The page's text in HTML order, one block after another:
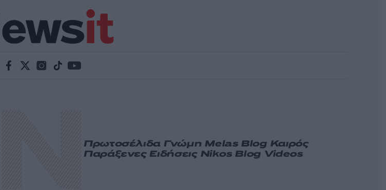
Πρωτοσέλιδα Γνώμη Melas Blog Καιρός
Παράξενες Ειδήσεις Nikos Blog Videos